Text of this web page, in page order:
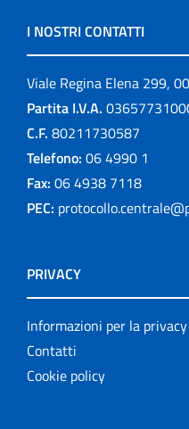
I NOSTRI CONTATTI
Viale Regina Elena 299,
Partita I.V.A.
C.F. 80211730587
Telefono: 06 4990 1
Fax: 06 4938 7118
PEC:
PRIVACY
Informazioni per la privacy
Contatti
Cookie policy